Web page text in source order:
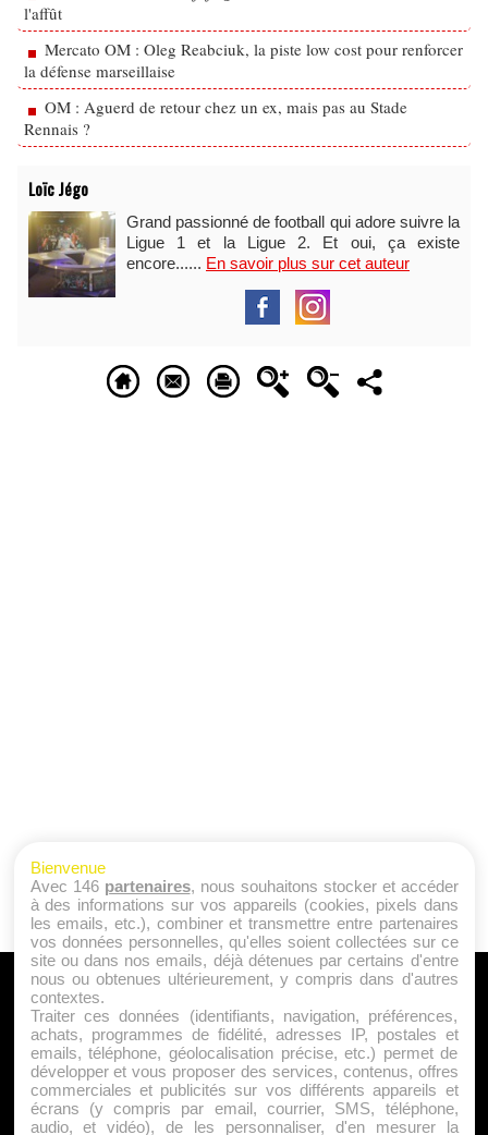
l'affût
Mercato OM : Oleg Reabciuk, la piste low cost pour renforcer
la défense marseillaise
OM : Aguerd de retour chez un ex, mais pas au Stade
Rennais ?
Loïc Jégo
Grand passionné de football qui adore suivre la
Ligue 1 et la Ligue 2. Et oui, ça existe
encore...... En savoir plus sur cet auteur
A PROPOS
Qui sommes nous ?
Mentions Légales
Publicité
Politique de Cookies
Bienvenue
Avec 146 partenaires, nous souhaitons stocker et accéder
à des informations sur vos appareils (cookies, pixels dans
les emails, etc.), combiner et transmettre entre partenaires
vos données personnelles, qu'elles soient collectées sur ce
site ou dans nos emails, déjà détenues par certains d'entre
nous ou obtenues ultérieurement, y compris dans d'autres
contextes.
Traiter ces données (identifiants, navigation, préférences,
achats, programmes de fidélité, adresses IP, postales et
emails, téléphone, géolocalisation précise, etc.) permet de
développer et vous proposer des services, contenus, offres
commerciales et publicités sur vos différents appareils et
écrans (y compris par email, courrier, SMS, téléphone,
audio, et vidéo), de les personnaliser, d'en mesurer la